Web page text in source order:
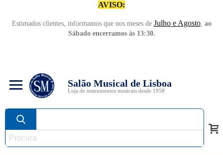
AVISO:
Estimados clientes, informamos que nos meses de Julho e Agosto, ao
Sábado encerramos às 13:30.
Salão Musical de Lisboa
Loja de instrumentos musicais desde 1958